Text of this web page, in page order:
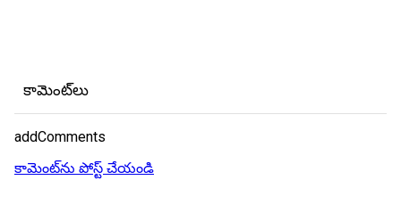
కామెంట్‌లు
addComments
కామెంట్‌ను పోస్ట్ చేయండి